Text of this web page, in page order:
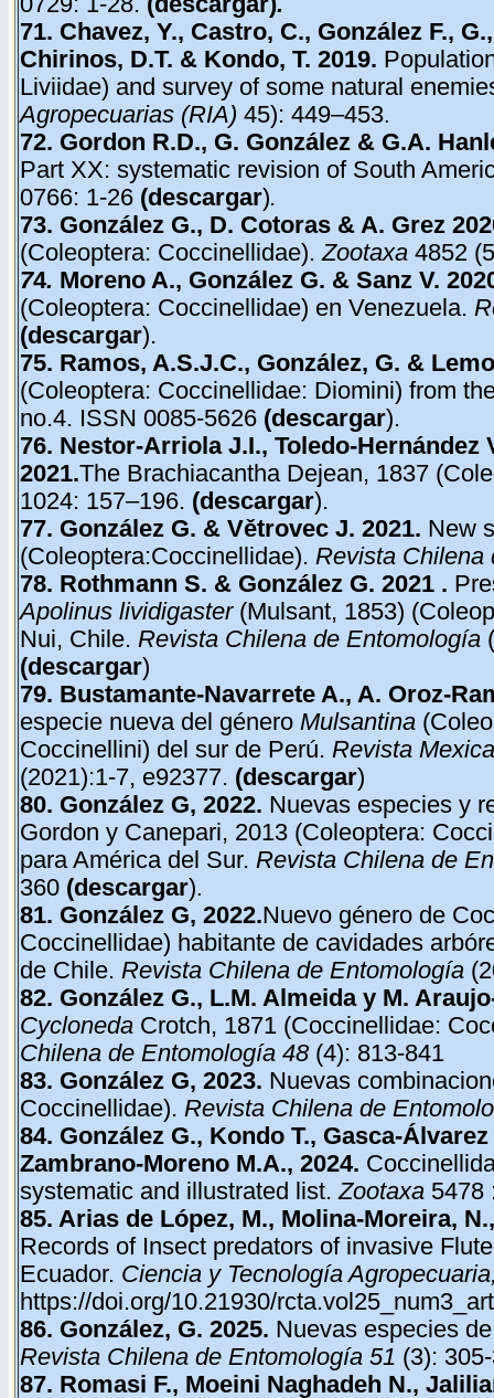
71. Chavez, Y., Castro, C., González F.,
Chirinos, D.T. & Kondo, T. 2019.
Liviidae) and survey of some natural
Agropecuarias (RIA) 45): 449–453.
72. Gordon R.D., G. González & G.A.
Part XX: systematic revision of South
0766: 1-26 (descargar).
73. González G., D. Cotoras & A. Grez
(Coleoptera: Coccinellidae).Zootaxa 4852
74. Moreno A., González G. & Sanz V.
(Coleoptera: Coccinellidae) en Venezuela.
(descargar).
75. Ramos, A.S.J.C., González, G. &
(Coleoptera: Coccinellidae: Diomini) from
no.4. ISSN 0085-5626 (descargar).
76. Nestor-Arriola J.I., Toledo-
2021.The Brachiacantha Dejean, 1837
1024: 157–196. (descargar).
77. González G. & Větrovec J. 2021. New
(Coleoptera:Coccinellidae). Revista
78. Rothmann S. & González G. 2021 .
Apolinus lividigaster(Mulsant, 1853)
Nui, Chile. Revista Chilena de Entomología
(descargar)
79. Bustamante-Navarrete A., A. Oroz-
especie nueva del género Mulsantina
Coccinellini) del sur de Perú. Revista
(2021):1-7, e92377. (descargar)
80. González G, 2022. Nuevas especies y
Gordon y Canepari, 2013 (Coleoptera:
para América del Sur. Revista Chilena de
360 (descargar).
81. González G, 2022.Nuevo género de
Coccinellidae) habitante de cavidades
de Chile. Revista Chilena de Entomología
82. González G., L.M. Almeida y M.
Cycloneda Crotch, 1871 (Coccinellidae:
Chilena de Entomología 48 (4): 813-841
83. González G, 2023. Nuevas
Coccinellidae). Revista Chilena de
84. González G., Kondo T., Gasca-
Zambrano-Moreno M.A., 2024.
systematic and illustrated list.Zootaxa 5478
85. Arias de López, M., Molina-Moreira,
Records of Insect predators of invasive
Ecuador. Ciencia y Tecnología
https://doi.org/10.21930/
86. González, G. 2025. Nuevas especies
Revista Chilena de Entomología 51 (3):
87. Romasi F., Moeini Naghadeh N.,